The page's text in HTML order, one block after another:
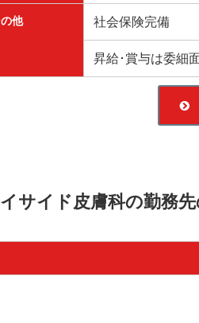
他 社会保険完備
昇給･賞与は委細
サイド皮膚科の勤務